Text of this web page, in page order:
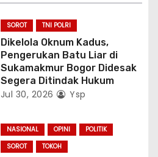
SOROT TNI POLRI
Dikelola Oknum Kadus,
Pengerukan Batu Liar di
Sukamakmur Bogor Didesak
Segera Ditindak Hukum
Jul 30, 2026 Ysp
NASIONAL OPINI
POLITIK
SOROT
TOKOH